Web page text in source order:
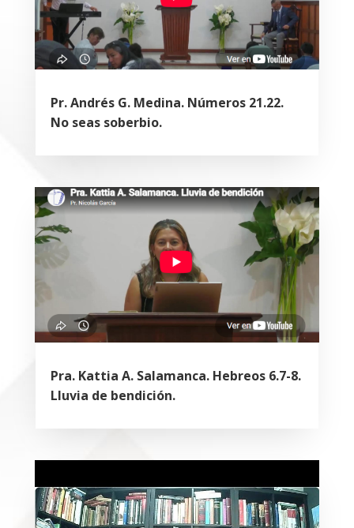
Pr. Andrés G. Medina. Números 21.22.
No seas soberbio.
Pra. Kattia A. Salamanca. Hebreos 6.7-8.
Lluvia de bendición.